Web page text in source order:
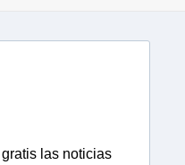
las noticias